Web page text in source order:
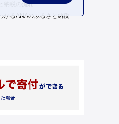
納税の流れ
かるANAのふるさと納税